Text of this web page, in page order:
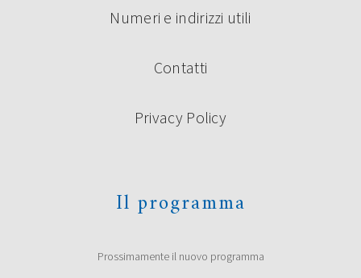
Numeri e indirizzi utili
Contatti
Privacy Policy
Il programma
Prossimamente il nuovo programma